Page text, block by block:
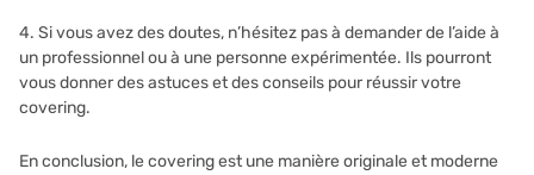
4. Si vous avez des doutes, n’hésitez pas à demander de l’aide à
un professionnel ou à une personne expérimentée. Ils pourront
vous donner des astuces et des conseils pour réussir votre
covering.
En conclusion, le covering est une manière originale et moderne